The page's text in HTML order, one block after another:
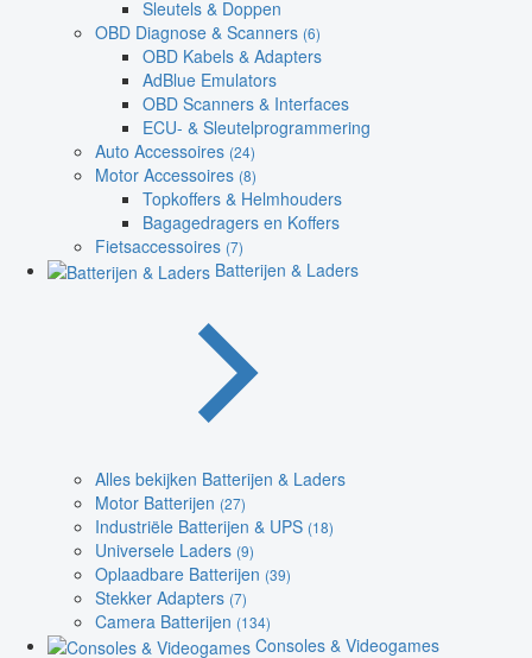
Sleutels & Doppen
OBD Diagnose & Scanners (6)
OBD Kabels & Adapters
AdBlue Emulators
OBD Scanners & Interfaces
ECU- & Sleutelprogrammering
Auto Accessoires (24)
Motor Accessoires (8)
Topkoffers & Helmhouders
Bagagedragers en Koffers
Fietsaccessoires (7)
Batterijen & Laders
Alles bekijken Batterijen & Laders
Motor Batterijen (27)
Industriële Batterijen & UPS (18)
Universele Laders (9)
Oplaadbare Batterijen (39)
Stekker Adapters (7)
Camera Batterijen (134)
Consoles & Videogames